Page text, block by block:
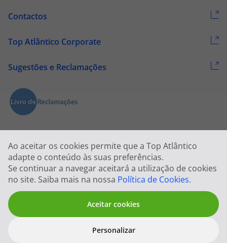
Ao aceitar os cookies permite que a Top Atlântico
adapte o conteúdo às suas preferências.
Se continuar a navegar aceitará a utilização de cookies
no site. Saiba mais na nossa Política de Cookies.
Aceitar cookies
Personalizar
Contactos
Top Atlântico Corporate
Sugestões e Reclamações
2026 © Todos os direitos reservados:Top Atlântico, Viagens e Turismo